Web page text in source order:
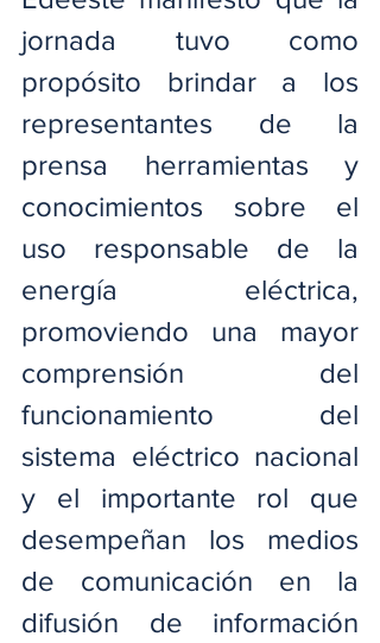
jornada tuvo como
propósito brindar a los
representantes de la
prensa herramientas y
conocimientos sobre el
uso responsable de la
energía eléctrica,
promoviendo una mayor
comprensión del
funcionamiento del
sistema eléctrico nacional
y el importante rol que
desempeñan los medios
de comunicación en la
difusión de información